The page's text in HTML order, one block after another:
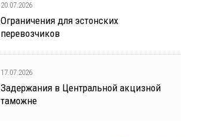
20.07.2026
Ограничения для эстонских
перевозчиков
17.07.2026
Задержания в Центральной акцизной
таможне